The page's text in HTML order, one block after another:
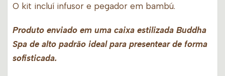
O kit incluí infusor e pegador em bambú.
Produto enviado em uma caixa estilizada Buddha
Spa de alto padrão ideal para presentear de forma
sofisticada.